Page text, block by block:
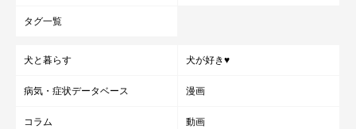
タグ一覧
犬と暮らす 犬が好き♥
病気・症状データベース 漫画
コラム 動画